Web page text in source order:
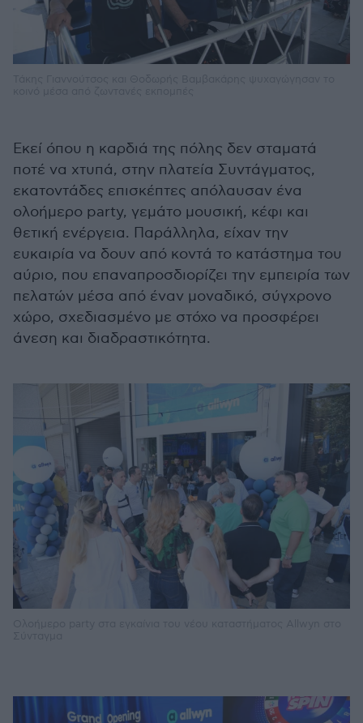
Εκεί όπου η καρδιά της πόλης δεν σταματά
ποτέ να χτυπά, στην πλατεία Συντάγματος,
εκατοντάδες επισκέπτες απόλαυσαν ένα
ολοήμερο party, γεμάτο μουσική, κέφι και
θετική ενέργεια. Παράλληλα, είχαν την
ευκαιρία να δουν από κοντά το κατάστημα του
αύριο, που επαναπροσδιορίζει την εμπειρία των
πελατών μέσα από έναν μοναδικό, σύγχρονο
χώρο, σχεδιασμένο με στόχο να προσφέρει
άνεση και διαδραστικότητα.